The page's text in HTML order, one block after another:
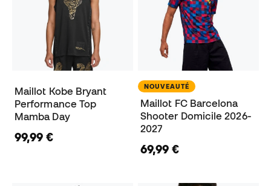
Maillot Kobe Bryant
Performance Top
Mamba Day
99,99 €
NOUVEAUTÉ
Maillot FC Barcelona
Shooter Domicile 2026-
2027
69,99 €